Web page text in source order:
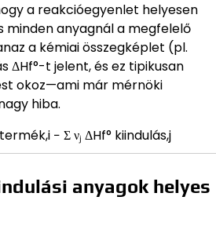
a reakcióegyenlet helyesen
minden anyagnál a megfelelő
a kémiai összegképlet (pl.
ΔHf°-t jelent, és ez tipikusan
okoz—ami már mérnöki
hiba.
− Σ νⱼ ΔHf° kiindulás,j
anyagok helyes